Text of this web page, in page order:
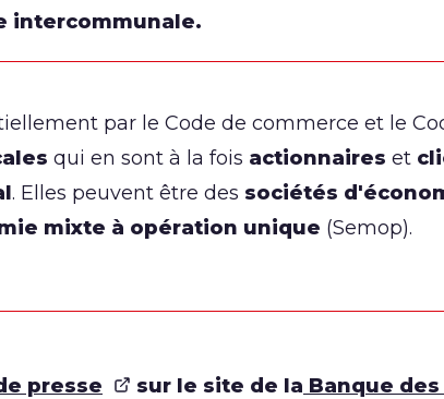
intercommunale.
par le Code de commerce et le
qui en sont à la fois actionnaires et
. Elles peuvent être des sociétés
mixte à opération unique (Semop).
presse sur le site de la Banque